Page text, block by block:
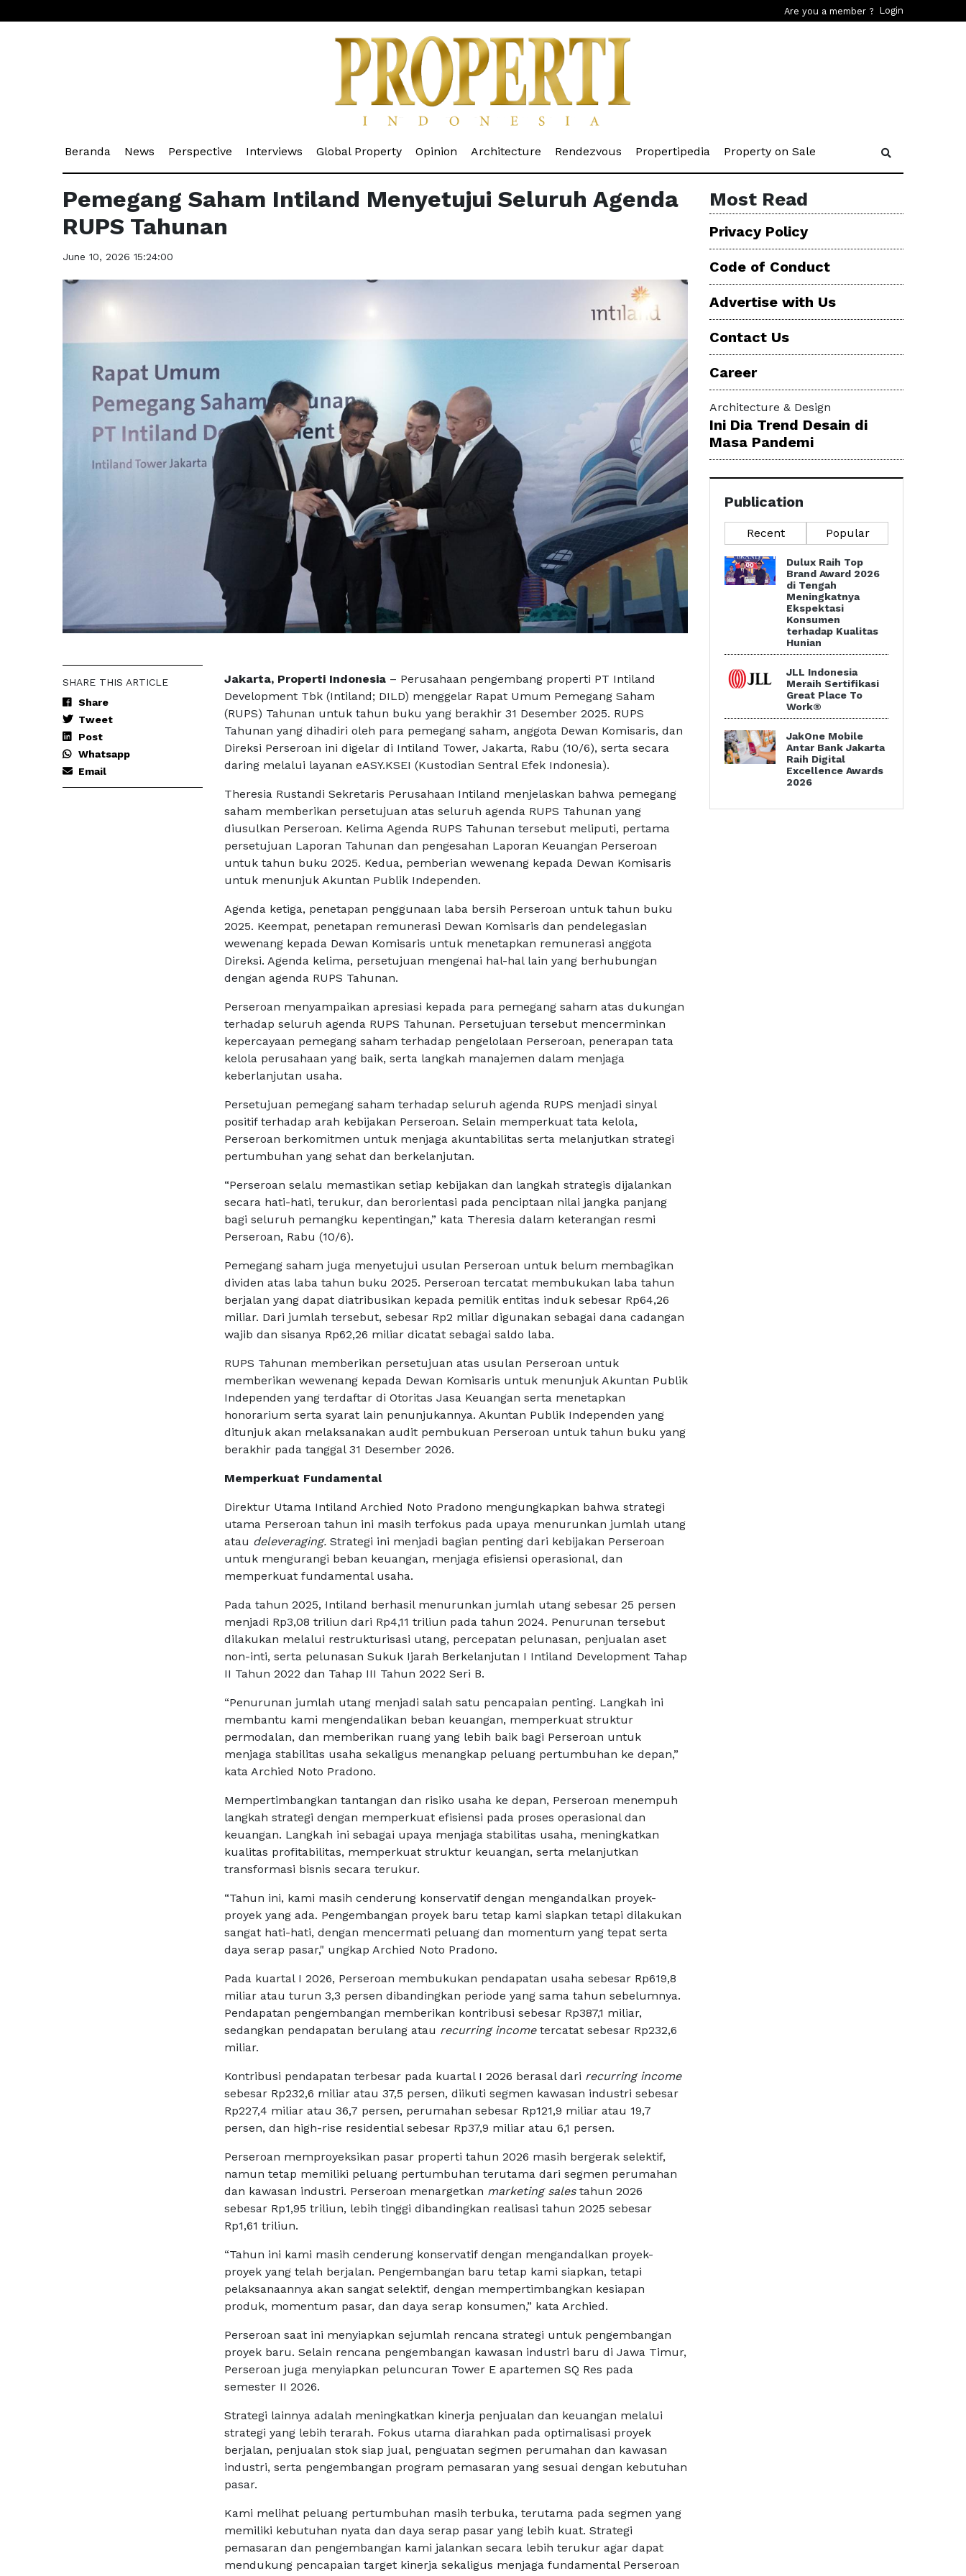
Are you a member ? Login
Beranda (current)
News (current)
Perspective (current)
Interviews (current)
Global Property(current)
Opinion (current)
Architecture (current)
Rendezvous (current)
Propertipedia (current)
Property on Sale
Pemegang Saham Intiland Menyetujui Seluruh Agenda
RUPS Tahunan
June 10, 2026 15:24:00
SHARE THIS ARTICLE
Share
Tweet
Post
Whatsapp
Email
Jakarta, Properti Indonesia – Perusahaan pengembang properti PT Intiland
Development Tbk (Intiland; DILD) menggelar Rapat Umum Pemegang Saham
(RUPS) Tahunan untuk tahun buku yang berakhir 31 Desember 2025. RUPS
Tahunan yang dihadiri oleh para pemegang saham, anggota Dewan Komisaris, dan
Direksi Perseroan ini digelar di Intiland Tower, Jakarta, Rabu (10/6), serta secara
daring melalui layanan eASY.KSEI (Kustodian Sentral Efek Indonesia).
Theresia Rustandi Sekretaris Perusahaan Intiland menjelaskan bahwa pemegang
saham memberikan persetujuan atas seluruh agenda RUPS Tahunan yang
diusulkan Perseroan. Kelima Agenda RUPS Tahunan tersebut meliputi, pertama
persetujuan Laporan Tahunan dan pengesahan Laporan Keuangan Perseroan
untuk tahun buku 2025. Kedua, pemberian wewenang kepada Dewan Komisaris
untuk menunjuk Akuntan Publik Independen.
Agenda ketiga, penetapan penggunaan laba bersih Perseroan untuk tahun buku
2025. Keempat, penetapan remunerasi Dewan Komisaris dan pendelegasian
wewenang kepada Dewan Komisaris untuk menetapkan remunerasi anggota
Direksi. Agenda kelima, persetujuan mengenai hal-hal lain yang berhubungan
dengan agenda RUPS Tahunan.
Perseroan menyampaikan apresiasi kepada para pemegang saham atas dukungan
terhadap seluruh agenda RUPS Tahunan. Persetujuan tersebut mencerminkan
kepercayaan pemegang saham terhadap pengelolaan Perseroan, penerapan tata
kelola perusahaan yang baik, serta langkah manajemen dalam menjaga
keberlanjutan usaha.
Persetujuan pemegang saham terhadap seluruh agenda RUPS menjadi sinyal
positif terhadap arah kebijakan Perseroan. Selain memperkuat tata kelola,
Perseroan berkomitmen untuk menjaga akuntabilitas serta melanjutkan strategi
pertumbuhan yang sehat dan berkelanjutan.
“Perseroan selalu memastikan setiap kebijakan dan langkah strategis dijalankan
secara hati-hati, terukur, dan berorientasi pada penciptaan nilai jangka panjang
bagi seluruh pemangku kepentingan,” kata Theresia dalam keterangan resmi
Perseroan, Rabu (10/6).
Pemegang saham juga menyetujui usulan Perseroan untuk belum membagikan
dividen atas laba tahun buku 2025. Perseroan tercatat membukukan laba tahun
berjalan yang dapat diatribusikan kepada pemilik entitas induk sebesar Rp64,26
miliar. Dari jumlah tersebut, sebesar Rp2 miliar digunakan sebagai dana cadangan
wajib dan sisanya Rp62,26 miliar dicatat sebagai saldo laba.
RUPS Tahunan memberikan persetujuan atas usulan Perseroan untuk
memberikan wewenang kepada Dewan Komisaris untuk menunjuk Akuntan Publik
Independen yang terdaftar di Otoritas Jasa Keuangan serta menetapkan
honorarium serta syarat lain penunjukannya. Akuntan Publik Independen yang
ditunjuk akan melaksanakan audit pembukuan Perseroan untuk tahun buku yang
berakhir pada tanggal 31 Desember 2026.
Memperkuat Fundamental
Direktur Utama Intiland Archied Noto Pradono mengungkapkan bahwa strategi
utama Perseroan tahun ini masih terfokus pada upaya menurunkan jumlah utang
atau deleveraging. Strategi ini menjadi bagian penting dari kebijakan Perseroan
untuk mengurangi beban keuangan, menjaga efisiensi operasional, dan
memperkuat fundamental usaha.
Pada tahun 2025, Intiland berhasil menurunkan jumlah utang sebesar 25 persen
menjadi Rp3,08 triliun dari Rp4,11 triliun pada tahun 2024. Penurunan tersebut
dilakukan melalui restrukturisasi utang, percepatan pelunasan, penjualan aset
non-inti, serta pelunasan Sukuk Ijarah Berkelanjutan I Intiland Development Tahap
II Tahun 2022 dan Tahap III Tahun 2022 Seri B.
“Penurunan jumlah utang menjadi salah satu pencapaian penting. Langkah ini
membantu kami mengendalikan beban keuangan, memperkuat struktur
permodalan, dan memberikan ruang yang lebih baik bagi Perseroan untuk
menjaga stabilitas usaha sekaligus menangkap peluang pertumbuhan ke depan,”
kata Archied Noto Pradono.
Mempertimbangkan tantangan dan risiko usaha ke depan, Perseroan menempuh
langkah strategi dengan memperkuat efisiensi pada proses operasional dan
keuangan. Langkah ini sebagai upaya menjaga stabilitas usaha, meningkatkan
kualitas profitabilitas, memperkuat struktur keuangan, serta melanjutkan
transformasi bisnis secara terukur.
“Tahun ini, kami masih cenderung konservatif dengan mengandalkan proyek-
proyek yang ada. Pengembangan proyek baru tetap kami siapkan tetapi dilakukan
sangat hati-hati, dengan mencermati peluang dan momentum yang tepat serta
daya serap pasar," ungkap Archied Noto Pradono.
Pada kuartal I 2026, Perseroan membukukan pendapatan usaha sebesar Rp619,8
miliar atau turun 3,3 persen dibandingkan periode yang sama tahun sebelumnya.
Pendapatan pengembangan memberikan kontribusi sebesar Rp387,1 miliar,
sedangkan pendapatan berulang atau recurring incometercatat sebesar Rp232,6
miliar.
Kontribusi pendapatan terbesar pada kuartal I 2026 berasal dari recurring income
sebesar Rp232,6 miliar atau 37,5 persen, diikuti segmen kawasan industri sebesar
Rp227,4 miliar atau 36,7 persen, perumahan sebesar Rp121,9 miliar atau 19,7
persen, dan high-rise residential sebesar Rp37,9 miliar atau 6,1 persen.
Perseroan memproyeksikan pasar properti tahun 2026 masih bergerak selektif,
namun tetap memiliki peluang pertumbuhan terutama dari segmen perumahan
dan kawasan industri. Perseroan menargetkan marketing salestahun 2026
sebesar Rp1,95 triliun, lebih tinggi dibandingkan realisasi tahun 2025 sebesar
Rp1,61 triliun.
“Tahun ini kami masih cenderung konservatif dengan mengandalkan proyek-
proyek yang telah berjalan. Pengembangan baru tetap kami siapkan, tetapi
pelaksanaannya akan sangat selektif, dengan mempertimbangkan kesiapan
produk, momentum pasar, dan daya serap konsumen,” kata Archied.
Perseroan saat ini menyiapkan sejumlah rencana strategi untuk pengembangan
proyek baru. Selain rencana pengembangan kawasan industri baru di Jawa Timur,
Perseroan juga menyiapkan peluncuran Tower E apartemen SQ Res pada
semester II 2026.
Strategi lainnya adalah meningkatkan kinerja penjualan dan keuangan melalui
strategi yang lebih terarah. Fokus utama diarahkan pada optimalisasi proyek
berjalan, penjualan stok siap jual, penguatan segmen perumahan dan kawasan
industri, serta pengembangan program pemasaran yang sesuai dengan kebutuhan
pasar.
Kami melihat peluang pertumbuhan masih terbuka, terutama pada segmen yang
memiliki kebutuhan nyata dan daya serap pasar yang lebih kuat. Strategi
pemasaran dan pengembangan kami jalankan secara lebih terukur agar dapat
mendukung pencapaian target kinerja sekaligus menjaga fundamental Perseroan
Most Read
Privacy Policy
Code of Conduct
Advertise with Us
Contact Us
Career
Architecture & Design
Ini Dia Trend Desain di
Masa Pandemi
Publication
Recent Popular
Dulux Raih Top
Brand Award 2026
di Tengah
Meningkatnya
Ekspektasi
Konsumen
terhadap Kualitas
Hunian
JLL Indonesia
Meraih Sertifikasi
Great Place To
Work®
JakOne Mobile
Antar Bank Jakarta
Raih Digital
Excellence Awards
2026